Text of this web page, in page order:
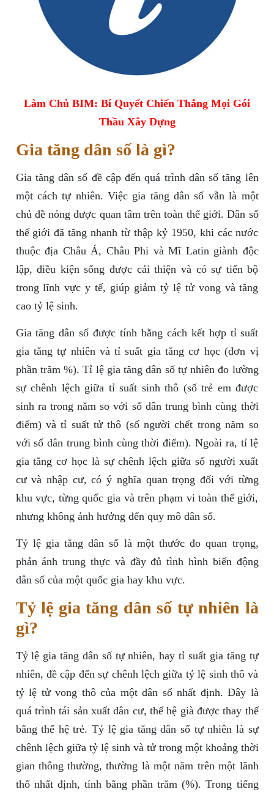
Làm Chủ BIM: Bí Quyết Chiến Thắng Mọi Gói
Thầu Xây Dựng
Gia tăng dân số là gì?
Gia tăng dân số đề cập đến quá trình dân số tăng lên
một cách tự nhiên. Việc gia tăng dân số vẫn là một
chủ đề nóng được quan tâm trên toàn thế giới. Dân số
thế giới đã tăng nhanh từ thập kỷ 1950, khi các nước
thuộc địa Châu Á, Châu Phi và Mĩ Latin giành độc
lập, điều kiện sống được cải thiện và có sự tiến bộ
trong lĩnh vực y tế, giúp giảm tỷ lệ tử vong và tăng
cao tỷ lệ sinh.
Gia tăng dân số được tính bằng cách kết hợp tỉ suất
gia tăng tự nhiên và tỉ suất gia tăng cơ học (đơn vị
phần trăm %). Tỉ lệ gia tăng dân số tự nhiên đo lường
sự chênh lệch giữa tỉ suất sinh thô (số trẻ em được
sinh ra trong năm so với số dân trung bình cùng thời
điểm) và tỉ suất tử thô (số người chết trong năm so
với số dân trung bình cùng thời điểm). Ngoài ra, tỉ lệ
gia tăng cơ học là sự chênh lệch giữa số người xuất
cư và nhập cư, có ý nghĩa quan trọng đối với từng
khu vực, từng quốc gia và trên phạm vi toàn thế giới,
nhưng không ảnh hưởng đến quy mô dân số.
Tỷ lệ gia tăng dân số là một thước đo quan trọng,
phản ánh trung thực và đầy đủ tình hình biến động
dân số của một quốc gia hay khu vực.
Tỷ lệ gia tăng dân số tự nhiên là
gì?
Tỷ lệ gia tăng dân số tự nhiên, hay tỉ suất gia tăng tự
nhiên, đề cập đến sự chênh lệch giữa tỷ lệ sinh thô và
tỷ lệ tử vong thô của một dân số nhất định. Đây là
quá trình tái sản xuất dân cư, thế hệ già được thay thế
bằng thế hệ trẻ. Tỷ lệ gia tăng dân số tự nhiên là sự
chênh lệch giữa tỷ lệ sinh và tử trong một khoảng thời
gian thông thường, thường là một năm trên một lãnh
thổ nhất định, tính bằng phần trăm (%). Trong tiếng